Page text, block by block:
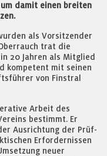
damit einen breiten
als Vorsitzender
trat die
20 Jahren als Mitglied
kompetent mit seinen
von Finstral
Arbeit des
bestimmt. Er
Ausrichtung der Prüf-
Erfordernissen
neuer